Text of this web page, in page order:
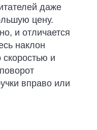
даже
цену.
и отличается
наклон
и
вправо или